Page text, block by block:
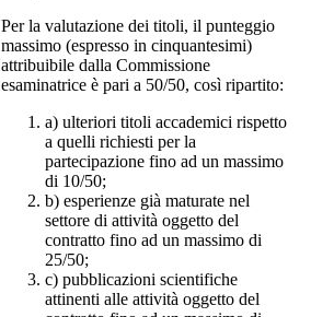
Per la valutazione dei titoli, il punteggio
massimo (espresso in cinquantesimi)
attribuibile dalla Commissione
esaminatrice è pari a 50/50, così ripartito:
a) ulteriori titoli accademici rispetto
a quelli richiesti per la
partecipazione fino ad un massimo
di 10/50;
b) esperienze già maturate nel
settore di attività oggetto del
contratto fino ad un massimo di
25/50;
c) pubblicazioni scientifiche
attinenti alle attività oggetto del